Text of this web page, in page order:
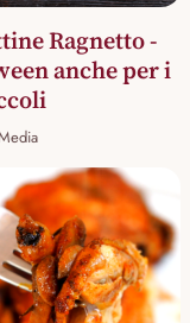
Ragnetto -
anche per i